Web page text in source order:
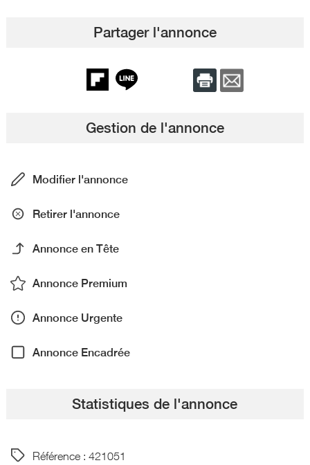
Partager l'annonce
Gestion de l'annonce
Modifier l'annonce
Retirer l'annonce
Annonce en Tête
Annonce Premium
Annonce Urgente
Annonce Encadrée
Statistiques de l'annonce
Référence : 421051